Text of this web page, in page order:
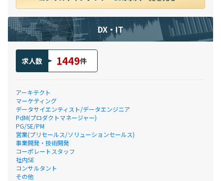
DX・IT
求人数 1449件
アーキテクト
マーケティング
データサイエンティスト/データエンジニア
PdM(プロダクトマネージャー)
PG/SE/PM
営業(プリセールス/ソリューションセールス)
事業開発・技術開発
コーポレートスタッフ
社内SE
コンサルタント
その他